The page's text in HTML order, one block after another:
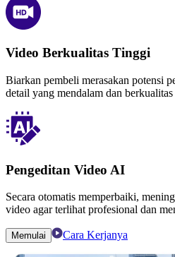
Video Berkualitas Tinggi
Biarkan pembeli merasakan potensi
detail yang mendalam dan
Pengeditan Video AI
Secara otomatis memperbaiki,
video agar terlihat profesional dan
Memulai Cara Kerjanya